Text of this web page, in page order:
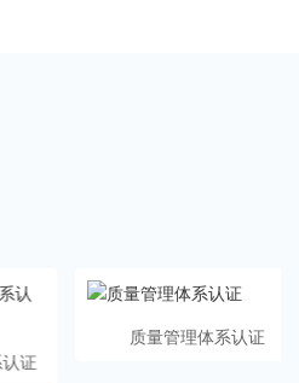
质量管理体系认证